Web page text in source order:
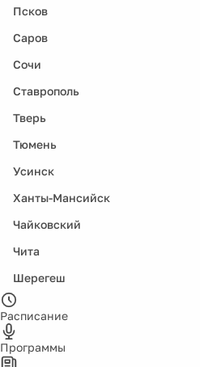
Псков
Саров
Сочи
Ставрополь
Тверь
Тюмень
Усинск
Ханты-Мансийск
Чайковский
Чита
Шерегеш
Расписание
Программы